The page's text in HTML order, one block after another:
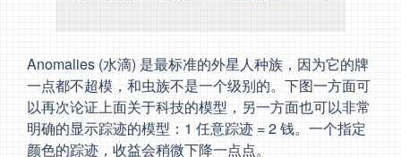
Anomalies (水滴) 是最标准的外星人种族，因为它的牌
一点都不超模，和虫族不是一个级别的。下图一方面可
以再次论证上面关于科技的模型，另一方面也可以非常
明确的显示踪迹的模型：1 任意踪迹 = 2 钱。一个指定
颜色的踪迹，收益会稍微下降一点点。